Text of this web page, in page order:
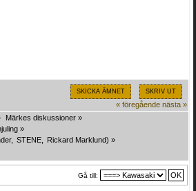
SKICKA ÄMNET SKRIV UT
« föregående nästa »
Märkes diskussioner »
»
, STENE Rickard Marklund) »
Gå till: